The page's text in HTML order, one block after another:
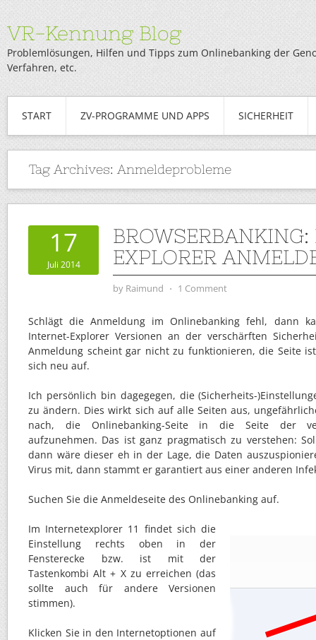
VR-Kennung Blog
Problemlösungen, Hilfen und Tipps zum Onlinebanking der
Verfahren, etc.
START ZV-PROGRAMME UND APPS SICHERHEIT
Tag Archives: Anmeldeprobleme
17
Juli 2014
BROWSERBANKING:
EXPLORER
by Raimund ⋅ 1 Comment
Schlägt die Anmeldung im Onlinebanking fehl, dann
Internet-Explorer Versionen an der verschärften
Anmeldung scheint gar nicht zu funktionieren, die Seite
sich neu auf.
Ich persönlich bin dagegegen, die (Sicherheits-
zu ändern. Dies wirkt sich auf alle Seiten aus,
nach, die Onlinebanking-Seite in die Seite der
aufzunehmen. Das ist ganz pragmatisch zu verstehen:
dann wäre dieser eh in der Lage, die Daten
Virus mit, dann stammt er garantiert aus einer anderen
Suchen Sie die Anmeldeseite des Onlinebanking auf.
Im Internetexplorer 11 findet sich die
Einstellung rechts oben in der
Fensterecke bzw. ist mit der
Tastenkombi Alt + X zu erreichen (das
sollte auch für andere Versionen
stimmen).
Klicken Sie in den Internetoptionen auf